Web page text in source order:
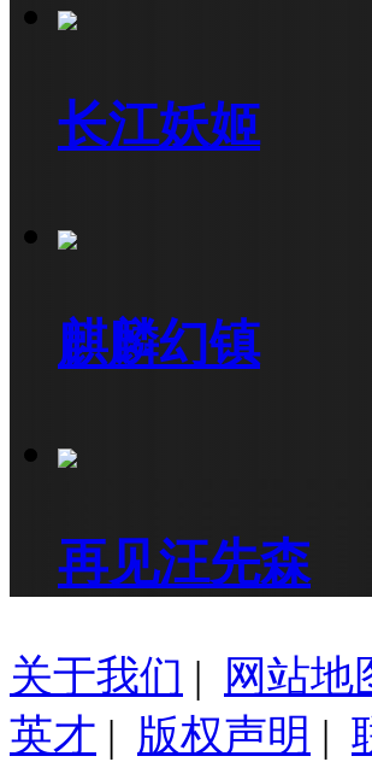
长江妖姬
麒麟幻镇
再见汪先森
关于我们 | 网站地
英才 | 版权声明 |